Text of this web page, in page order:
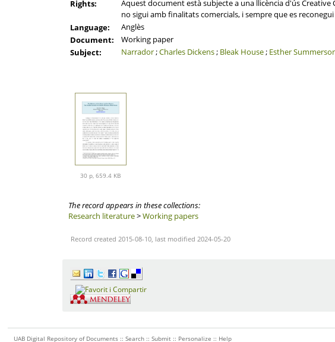
Rights:
Aquest document està subjecte a una llicència d'ús
no sigui amb finalitats comercials, i sempre que es
Language:
Anglès
Document:
Working paper
Subject:
Narrador;Charles Dickens; Bleak House; Esther
30 p, 659.4 KB
The record appears in these collections:
Research literature>Working papers
Record created 2015-08-10, last modified 2024-05-20
UAB Digital Repository of Documents ::Search ::Submit :: Personalize :: Help